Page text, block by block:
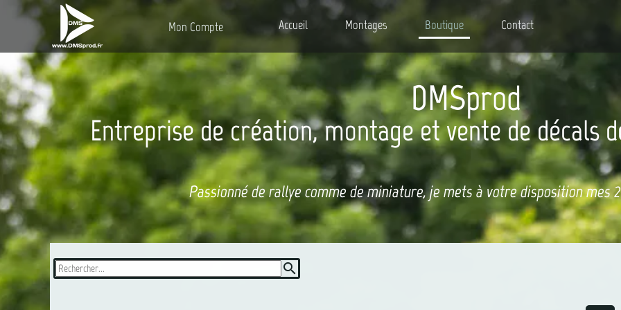
Accueil Montages Boutique Contact
DMSprod
Entreprise de création, montage et vente de décals
Passionné de rallye comme de miniature, je mets à votre disposition mes
Mon Compte
search